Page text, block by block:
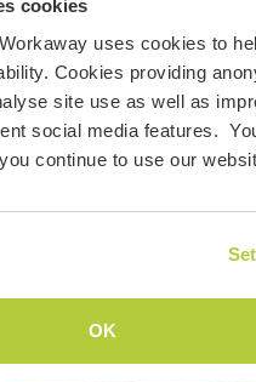
cookies
uses cookies to
Cookies providing
site use as well as
social media features.
continue to use our
OK